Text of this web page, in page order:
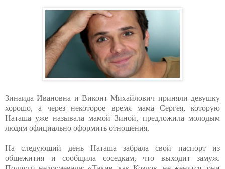
Зинаида Ивановна и Виконт Михайлович приняли девушку
хорошо, а через некоторое время мама Сергея, которую
Наташа уже называла мамой Зиной, предложила молодым
людям официально оформить отношения.
На следующий день Наташа забрала свой паспорт из
общежития и сообщила соседкам, что выходит замуж.